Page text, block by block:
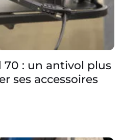
70 : un antivol plus
ses accessoires